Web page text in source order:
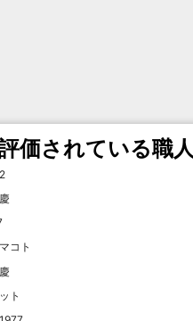
価されている職人
コト
ト